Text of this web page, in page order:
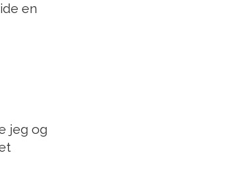
en
jeg og